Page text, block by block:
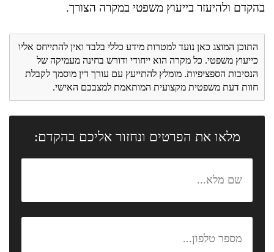
בהקדם ולהיעזר בייעוץ משפטי במקרה הצורך.
התוכן המוצג כאן נועד למטרות מידע כללי בלבד ואין להתייחס אליו
כייעוץ משפטי. כל מקרה הוא ייחודי ודורש בחינה מעמיקה של
הנסיבות הספציפיות. מומלץ להתייעץ עם עורך דין מוסמך לקבלת
חוות דעת משפטית מקצועית המותאמת למצבכם האישי.
מלאו את הפרטים ונחזור אליכם בהקדם: